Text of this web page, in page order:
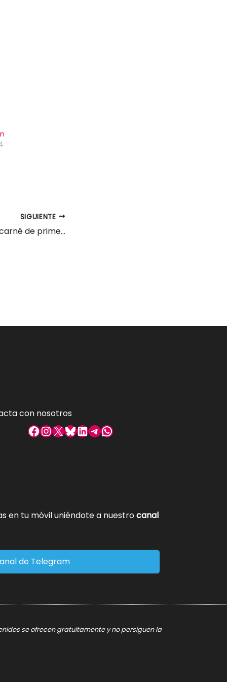
SIGUIENTE
Mecánico/a con carné de primera
con nosotros
Facebook
Instagram
X Bluesky
LinkedIn
Telegram
WhatsApp
en tu móvil uniéndote a nuestrocanal
de Telegram
se ofrecen gratuitamente y no persiguen la